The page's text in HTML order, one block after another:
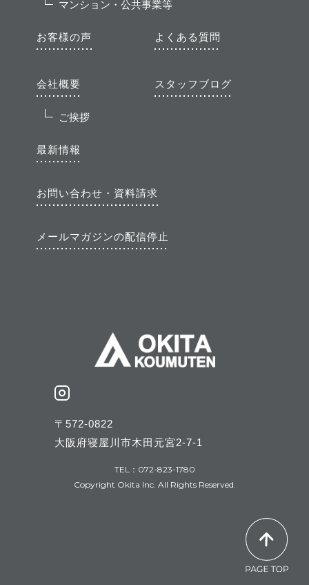
〒572-0822
大阪府寝屋川市木田元宮2-7-1
TEL：072-823-1780
Copyright Okita Inc. All Rights Reserved.
マンション・公共事業等
お客様の声 よくある質問
会社概要
ご挨拶
スタッフブログ
最新情報
お問い合わせ・資料請求
メールマガジンの配信停止